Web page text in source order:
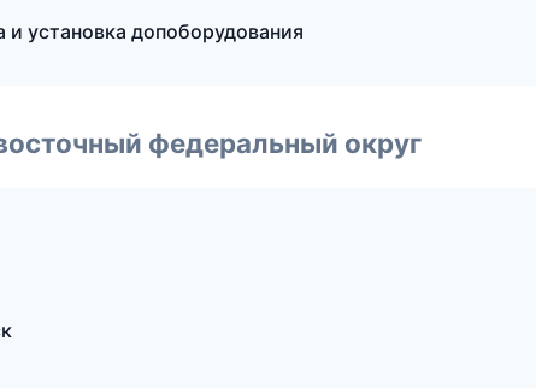
установка допоборудования
федеральный округ